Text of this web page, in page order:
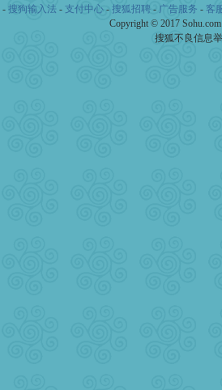
- 搜狗输入法 - 支付中心- 搜狐招聘- 广告服务 - 客
Copyright © 2017
搜狐不良信息